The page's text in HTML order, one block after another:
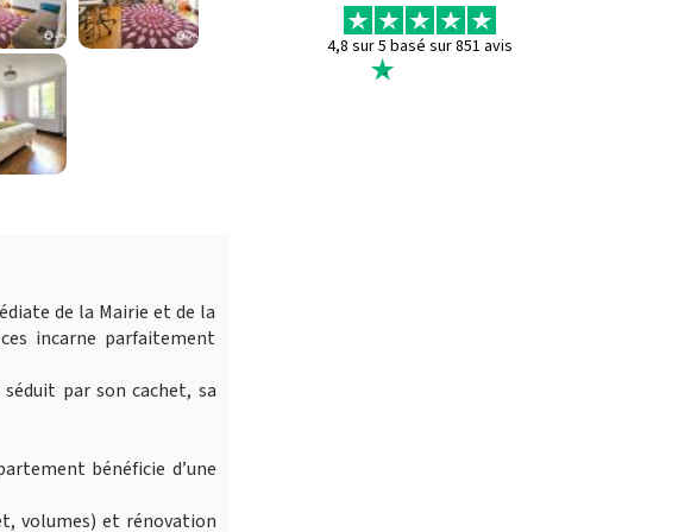
de la Mairie et de la
incarne parfaitement
par son cachet, sa
bénéficie d’une
volumes) et rénovation
4,8 sur 5 basé sur 851 avis